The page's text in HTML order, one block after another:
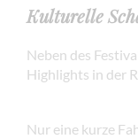
Kulturelle
Neben des
Highlights in der
Nur eine kurze